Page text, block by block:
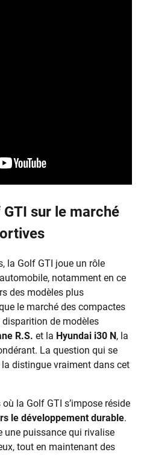
GTI sur le marché
la Golf GTI joue un rôle
notamment en ce
des modèles plus
le marché des compactes
de modèles
R.S. et la Hyundai i30 N , la
La question qui se
la distingue vraiment dans cet
la Golf GTI s’impose réside
le développement durable.
puissance qui rivalise
tout en maintenant des